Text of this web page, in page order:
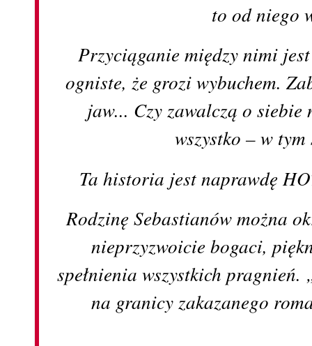
to od niego
Przyciąganie między nimi
ogniste, że grozi wybuchem.
jaw... Czy zawalczą o siebie
wszystko – w
Ta historia jest naprawdę
Rodzinę Sebastianów można
nieprzyzwoicie bogaci,
spełnienia wszystkich
na granicy zakazanego